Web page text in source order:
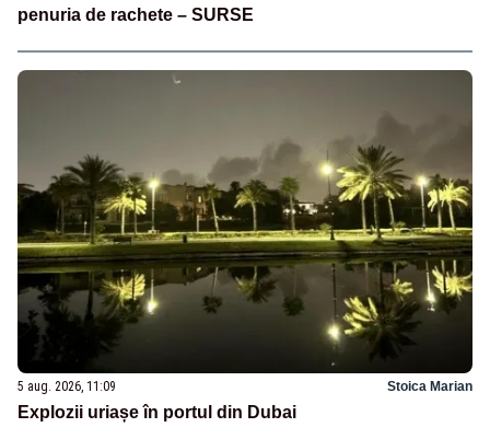
penuria de rachete – SURSE
5 aug. 2026, 11:09 Stoica Marian
Explozii uriașe în portul din Dubai